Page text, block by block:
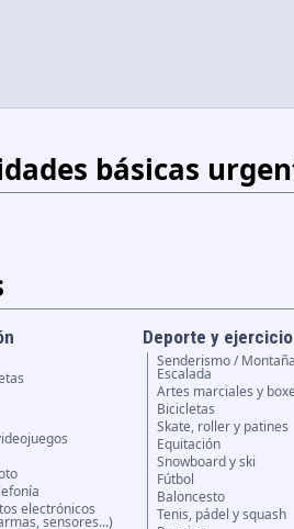
básicas
electrónicos
sensores...)
Deporte y ejercicio
Senderismo /
Escalada
Artes marciales y
Bicicletas
Skate, roller y patines
Equitación
Snowboard y ski
Fútbol
Baloncesto
Tenis, pádel y squash